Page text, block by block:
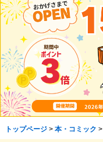
トップページ> 本・コミック >